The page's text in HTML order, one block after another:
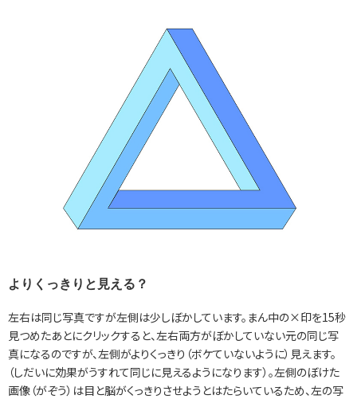
よりくっきりと見える？
左右は同じ写真ですが左側は少しぼかしています。まん中の×印を15秒
見つめたあとにクリックすると、左右両方がぼかしていない元の同じ写
真になるのですが、左側がよりくっきり（ボケていないように）見えます。
（しだいに効果がうすれて同じに見えるようになります）。左側のぼけた
画像（がぞう）は目と脳がくっきりさせようとはたらいているため、左の写